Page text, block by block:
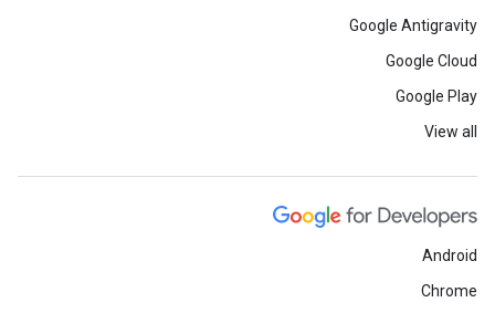
Google Antigravity
Google Cloud
Google Play
View all
Android
Chrome